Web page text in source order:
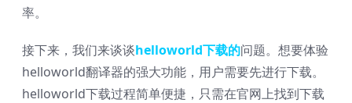
率。
接下来，我们来谈谈helloworld下载的问题。想要体验
helloworld翻译器的强大功能，用户需要先进行下载。
helloworld下载过程简单便捷，只需在官网上找到下载